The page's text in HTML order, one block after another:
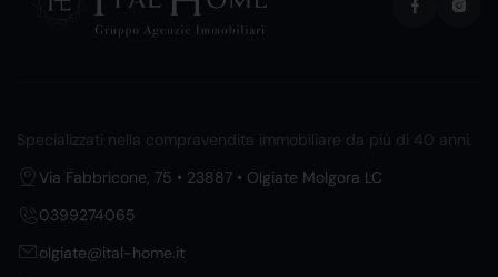
Specializzati nella compravendita immobiliare da più di 40 anni.
Via Fabbricone, 75 • 23887 • Olgiate Molgora LC
0399274065
olgiate@ital-home.it